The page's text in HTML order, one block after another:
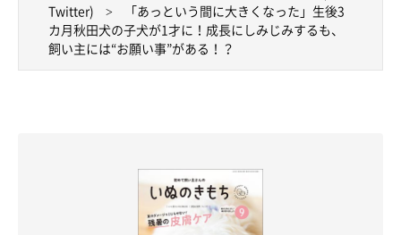
Twitter)
「あっという間に大きくなった」生後3
カ月秋田犬の子犬が1才に！成長にしみじみするも、
飼い主には“お願い事”がある！？